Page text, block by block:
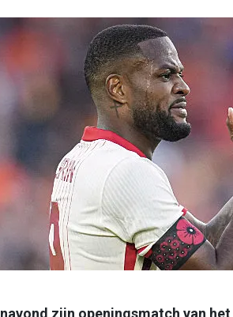
zijn openingsmatch van het